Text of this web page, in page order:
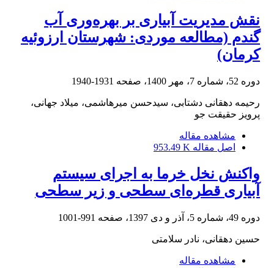
نقش مدیریت آبیاری بر بهره‌وری آب
گندم (مطالعه موردی: شهرستان ارزوئیه
کرمان)
دوره 52، شماره 7، مهر 1400، صفحه 1931-1940
رحیمه دهقانی دشتابی، سیدحسن میرهاشمی، میلاد جهانی،
پرویز حقیقت جو
مشاهده مقاله
اصل مقاله 953.49 K
واکنش نخل خرما به اجرای سیستم
آبیاری قطره‌ای سطحی و زیر سطحی
دوره 49، شماره 5، آذر و دی 1397، صفحه 991-1001
حسین دهقانی، نادر سلامتی
مشاهده مقاله